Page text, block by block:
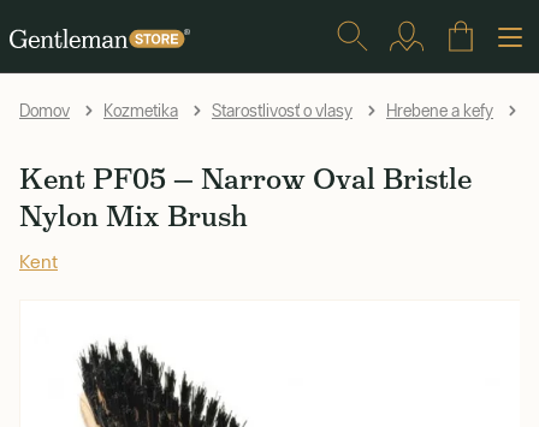
Domov Kozmetika Starostlivosť o vlasy Hrebene a kefy
Kent PF05 — Narrow Oval Bristle
Nylon Mix Brush
Kent